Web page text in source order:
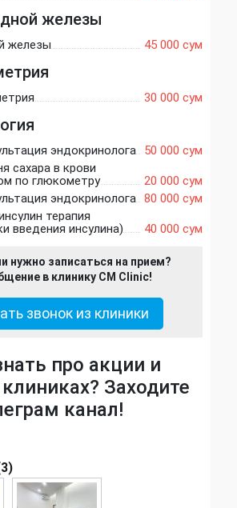
железы
железы 45 000 сум
30 000 сум
эндокринолога
50 000 сум
сахара в крови
по глюкометру
20 000 сум
эндокринолога 80 000 сум
терапия
введения инсулина)
40 000 сум
нужно записаться на прием?
в клинику CM Clinic!
звонок из клиники
про акции и
Заходите
канал!